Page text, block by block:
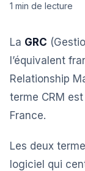
1 min de lecture
La GRC
l’équivalent
Relationship
terme CRM
France.
Les deux
logiciel qui